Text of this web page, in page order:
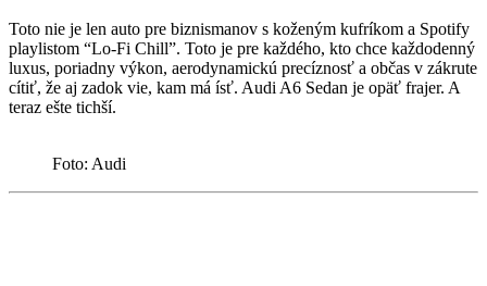
Toto nie je len auto pre biznismanov s koženým kufríkom a Spotify
playlistom “Lo-Fi Chill”. Toto je pre každého, kto chce každodenný
luxus, poriadny výkon, aerodynamickú precíznosť a občas v zákrute
cítiť, že aj zadok vie, kam má ísť. Audi A6 Sedan je opäť frajer. A
teraz ešte tichší.
Foto: Audi